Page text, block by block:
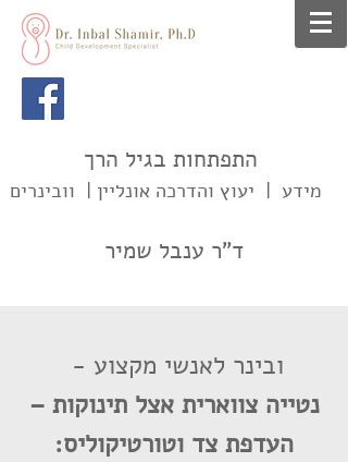
התפתחות בגיל הרך
מידע | יעוץ והדרכה אונליין | וובינרים
ד"ר ענבל שמיר
ובינר לאנשי מקצוע -
נטייה צווארית אצל תינוקות –
העדפת צד וטורטיקוליס: